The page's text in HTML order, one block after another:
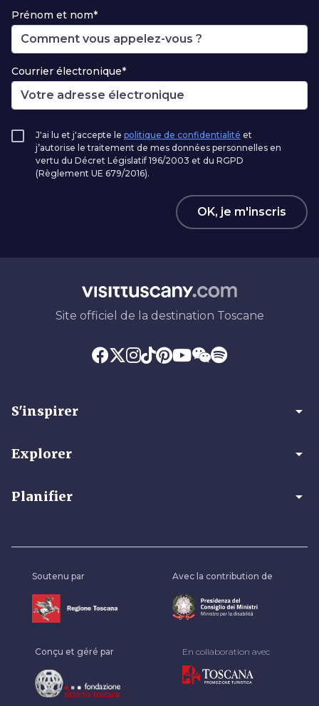
Prénom et nom*
Courrier électronique*
J'ai lu et j'accepte le politique de confidentialité et
j’autorise le traitement de mes données personnelles en
vertu du Décret Législatif 196/2003 et du RGPD
(Règlement UE 679/2016).
OK, je m'inscris
Site officiel de la destination Toscane
S'inspirer arrow_drop_down
Explorer arrow_drop_down
Planifier arrow_drop_down
Soutenu par Avec la contribution de
Conçu et géré par En collaboration avec